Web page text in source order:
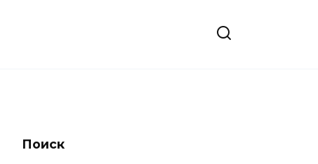
Поиск